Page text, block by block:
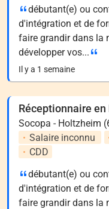
débutant(e) ou
d'intégration et de
faire grandir dans la
développer vos...
Il y a 1 semaine
Réceptionnaire
Socopa - Holtzheim
Salaire inconnu
CDD
débutant(e) ou
d'intégration et de
faire grandir dans la